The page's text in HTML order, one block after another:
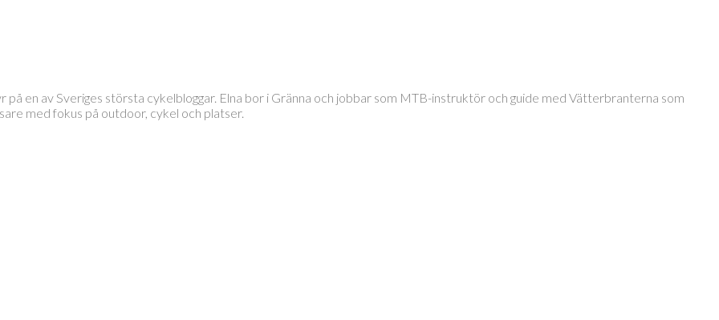
en av Sveriges största cykelbloggar. Elna bor i Gränna och jobbar som MTB-instruktör och guide med Vätterbranterna som
med fokus på outdoor, cykel och platser.